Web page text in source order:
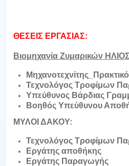
ΘΕΣΕΙΣ ΕΡΓΑΣΙΑΣ:
Βιομηχανία Ζυμαρικών
Τεχνολόγος Τροφίμων
Υπεύθυνος Βάρδιας
Βοηθός Υπεύθυνου
ΜΥΛΟΙ ΔΑΚΟΥ:
Τεχνολόγος Τροφίμων
Εργάτης αποθήκης
Εργάτης Παραγωγής